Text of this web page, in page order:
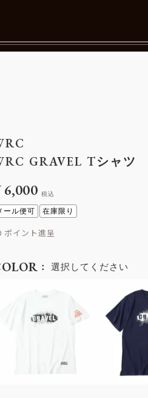
GRAVEL Tシャツ
6,000 税込
ール便可 在庫限り
選択してください